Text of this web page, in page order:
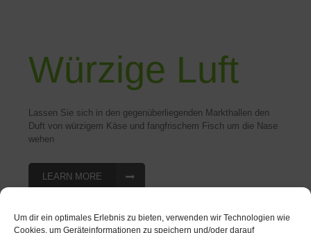
Um dir ein optimales Erlebnis zu bieten, verwenden wir Technologien wie
Cookies, um Geräteinformationen zu speichern und/oder darauf
Würzige Luft
Lassen Sie sich in den gegenüberliegenden Markthallen den
Duft von würzigem Käse und fangfrischem Fisch um die Nase
wehen
LEARN MORE